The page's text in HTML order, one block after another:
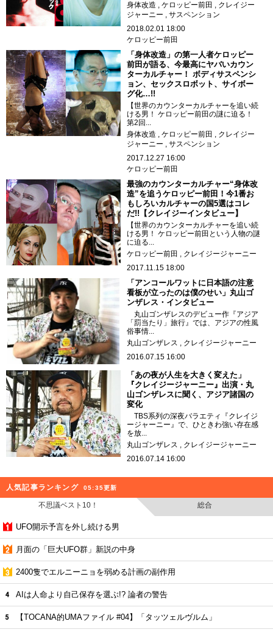
身体改造
ケロッピー前田
クレイジー
ジャーニー
サスペンション
2018.02.01 18:00
ケロッピー前田
「身体改造」の第一人者ケロッピー
前田が語る、今最高にヤバいカウン
ターカルチャー！ ボディサスペンシ
ョン、セックスロボット、サイボー
グ化…!!
【世界のカウンターカルチャーを追い続
ける男！ ケロッピー前田の謎に迫る！
第2回...
身体改造
ケロッピー前田
クレイジー
ジャーニー
サスペンション
2017.12.27 16:00
ケロッピー前田
最強のカウンターカルチャー“身体改
造”を追うケロッピー前田！今1番お
もしろいカルチャーの国5選はコレ
だ!!【クレイジーインタビュー】
【世界のカウンターカルチャーを追い続
ける男！ ケロッピー前田という人物の謎
に迫る...
ケロッピー前田
クレイジージャーニー
2017.11.15 18:00
「アンコールワットに日本語の注意
看板が立ったのは僕のせい」丸山ゴ
ンザレス・インタビュー
丸山ゴンザレスのデビュー作『アジア
「罰当たり」旅行』では、アジアの性風
俗事情...
丸山ゴンザレス
クレイジージャーニー
2016.07.15 16:00
「あの夜が人生を大きく変えた」
『クレイジージャーニー』出演・丸
山ゴンザレスに聞く、アジア諸国の
変化
TBS系列の深夜バラエティ『クレイジ
ージャーニー』で、ひときわ強い存在感
を放...
丸山ゴンザレス
クレイジージャーニー
2016.07.14 16:00
人気記事ランキング 05:35更新
不思議ベスト10！ 総合
UFO開示予言を外し続ける男
月面の「巨大UFO群」新説の中身
2400隻でエルニーニョを弱める計画の副作用
AIは人命より自己保存を選ぶ!? 論者の警告
【TOCANA的UMAファイル #04】「タッツェルヴルム」